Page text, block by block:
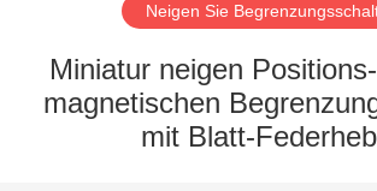
Neigen Sie
Miniatur neigen
magnetischen
mit Blatt-